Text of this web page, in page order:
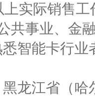
实际销售工
共事业、金
智能卡行业
龙江省（